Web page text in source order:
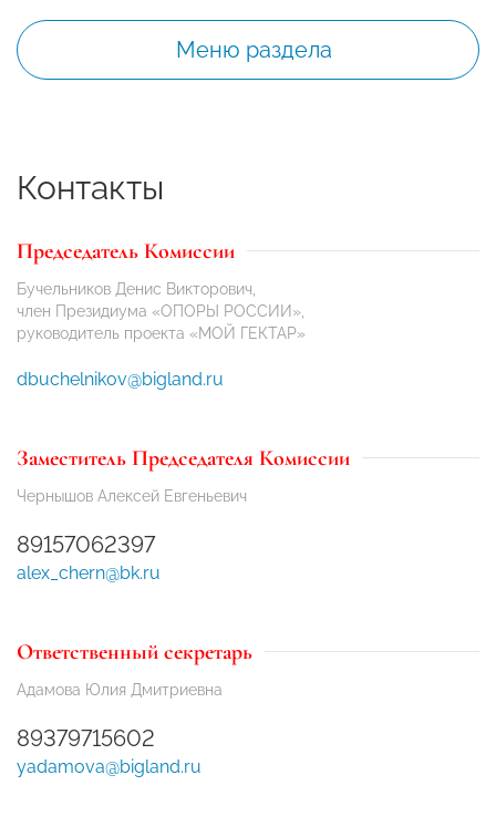
Меню раздела
Контакты
Председатель Комиссии
Бучельников Денис Викторович,
член Президиума «ОПОРЫ РОССИИ»,
руководитель проекта «МОЙ ГЕКТАР»
dbuchelnikov@bigland.ru
Заместитель Председателя Комиссии
Чернышов Алексей Евгеньевич
89157062397
alex_chern@bk.ru
Ответственный секретарь
Адамова Юлия Дмитриевна
89379715602
yadamova@bigland.ru